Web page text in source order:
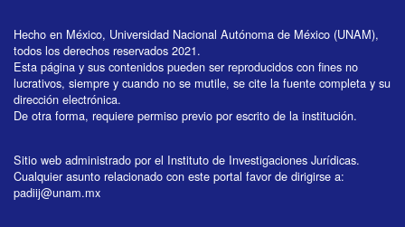
Hecho en México, Universidad Nacional Autónoma de México (UNAM),
todos los derechos reservados 2021.
Esta página y sus contenidos pueden ser reproducidos con fines no
lucrativos, siempre y cuando no se mutile, se cite la fuente completa y su
dirección electrónica.
De otra forma, requiere permiso previo por escrito de la institución.
Sitio web administrado por el Instituto de Investigaciones Jurídicas.
Cualquier asunto relacionado con este portal favor de dirigirse a:
padiij@unam.mx